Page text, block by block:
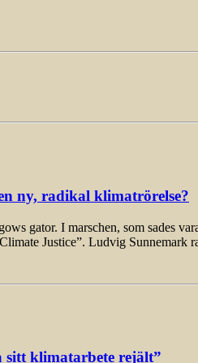
ny, radikal klimatrörelse?
gator. I marschen, som sades
Justice”. Ludvig Sunnemark
sitt klimatarbete rejält”